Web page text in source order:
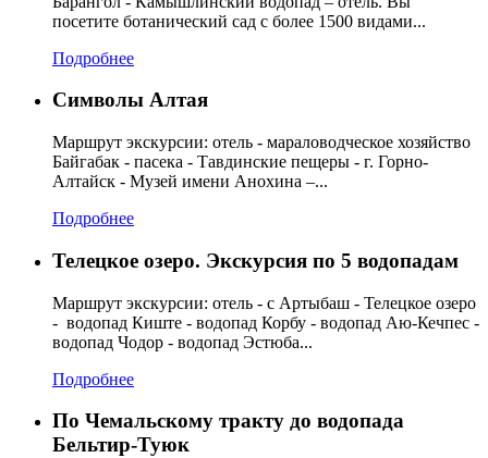
посетите ботанический сад с более 1500 видами...
Подробнее
Символы Алтая
Маршрут экскурсии: отель - мараловодческое хозяйство
Байгабак - пасека - Тавдинские пещеры - г. Горно-
Алтайск - Музей имени Анохина –...
Подробнее
Телецкое озеро. Экскурсия по 5 водопадам
Маршрут экскурсии: отель - с Артыбаш - Телецкое озеро
- водопад Киште - водопад Корбу - водопад Аю-Кечпес -
водопад Чодор - водопад Эстюба...
Подробнее
По Чемальскому тракту до водопада
Бельтир-Туюк